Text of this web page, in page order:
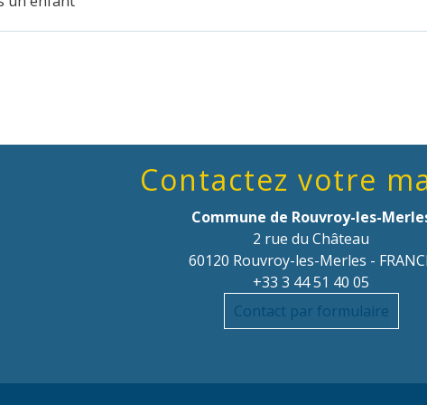
Contactez votre
Commune de Rouvroy-les-
2 rue du Château
60120 Rouvroy-les-Merles -
+33 3 44 51 40 05
Contact par formulaire